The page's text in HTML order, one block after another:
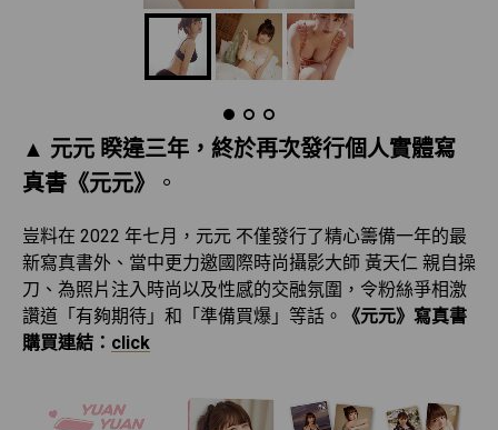
▲ 元元 睽違三年，終於再次發行個人實體寫
真書《元元》
。
豈料在 2022 年七月，元元 不僅發行了精心籌備一年的最
新寫真書外、當中更力邀國際時尚攝影大師 黃天仁 親自操
刀、為照片注入時尚以及性感的交融氛圍，令粉絲爭相激
讚道「有夠期待」和「準備買爆」等話。
《元元》寫真書
購買連結： click